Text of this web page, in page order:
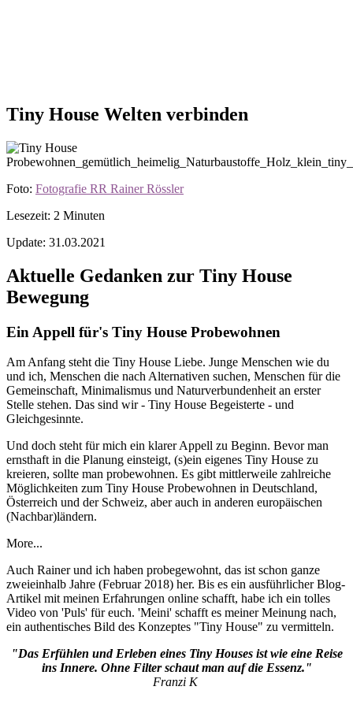
Tiny House Welten verbinden
Foto: Fotografie RR Rainer Rössler
Lesezeit: 2 Minuten
Update: 31.03.2021
Aktuelle Gedanken zur Tiny House
Bewegung
Ein Appell für's Tiny House Probewohnen
Am Anfang steht die Tiny House Liebe. Junge Menschen wie du
und ich, Menschen die nach Alternativen suchen, Menschen für die
Gemeinschaft, Minimalismus und Naturverbundenheit an erster
Stelle stehen. Das sind wir - Tiny House Begeisterte - und
Gleichgesinnte.
Und doch steht für mich ein klarer Appell zu Beginn. Bevor man
ernsthaft in die Planung einsteigt, (s)ein eigenes Tiny House zu
kreieren, sollte man probewohnen. Es gibt mittlerweile zahlreiche
Möglichkeiten zum Tiny House Probewohnen in Deutschland,
Österreich und der Schweiz, aber auch in anderen europäischen
(Nachbar)ländern.
More...
Auch Rainer und ich haben probegewohnt, das ist schon ganze
zweieinhalb Jahre (Februar 2018) her. Bis es ein ausführlicher Blog-
Artikel mit meinen Erfahrungen online schafft, habe ich ein tolles
Video von 'Puls' für euch. 'Meini' schafft es meiner Meinung nach,
ein authentisches Bild des Konzeptes "Tiny House" zu vermitteln.
"Das Erfühlen und Erleben eines Tiny Houses ist wie eine Reise
ins Innere. Ohne Filter schaut man auf die Essenz."
Franzi K